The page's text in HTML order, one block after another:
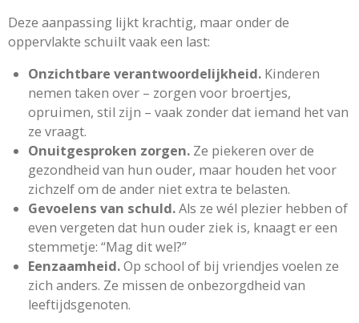
Deze aanpassing lijkt krachtig, maar onder de
oppervlakte schuilt vaak een last:
Onzichtbare verantwoordelijkheid.Kinderen
nemen taken over – zorgen voor broertjes,
opruimen, stil zijn – vaak zonder dat iemand het van
ze vraagt.
Onuitgesproken zorgen.Ze piekeren over de
gezondheid van hun ouder, maar houden het voor
zichzelf om de ander niet extra te belasten.
Gevoelens van schuld.Als ze wél plezier hebben of
even vergeten dat hun ouder ziek is, knaagt er een
stemmetje: “Mag dit wel?”
Eenzaamheid.Op school of bij vriendjes voelen ze
zich anders. Ze missen de onbezorgdheid van
leeftijdsgenoten.